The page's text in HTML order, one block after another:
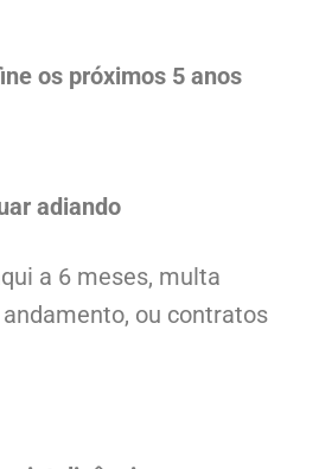
os próximos 5 anos
adiando
a 6 meses, multa
ou contratos